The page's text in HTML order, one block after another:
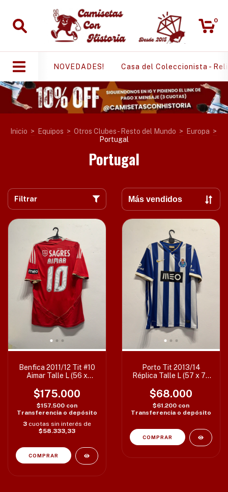
0
NOVEDADES! Casa del Coleccionista -
Inicio > Equipos > Otros Clubes - Resto del Mundo > Europa >
Portugal
Portugal
Filtrar
Benfica 2011/12 Tit #10
Aimar Talle L (56 x
$175.000
$157.500 con
Transferencia o depósito
3 cuotas sin interés de
$58.333,33
Porto Tit 2013/14
Réplica Talle L (57 x 75
$68.000
$61.200 con
Transferencia o depósito